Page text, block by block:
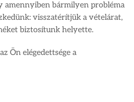
amennyiben bármilyen probléma
visszatérítjük a vételárat,
biztosítunk helyette.
Ön elégedettsége a